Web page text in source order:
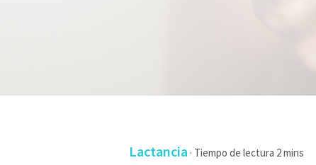
Lactancia ·